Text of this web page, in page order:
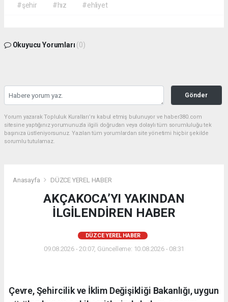
#şehir #hız #ehliyet
Okuyucu Yorumları (0)
Gönder
Yorum yazarak Topluluk Kuralları’nı kabul etmiş bulunuyor ve haber380.com
sitesine yaptığınız yorumunuzla ilgili doğrudan veya dolaylı tüm sorumluluğu tek
başınıza üstleniyorsunuz. Yazılan tüm yorumlardan site yönetimi hiçbir şekilde
sorumlu tutulamaz.
Anasayfa DÜZCE YEREL HABER
AKÇAKOCA’YI YAKINDAN
İLGİLENDİREN HABER
DÜZCE YEREL HABER
09.08.2026 - 20:07, Güncelleme: 10.08.2026 - 08:31
Çevre, Şehircilik ve İklim Değişikliği Bakanlığı, uygun